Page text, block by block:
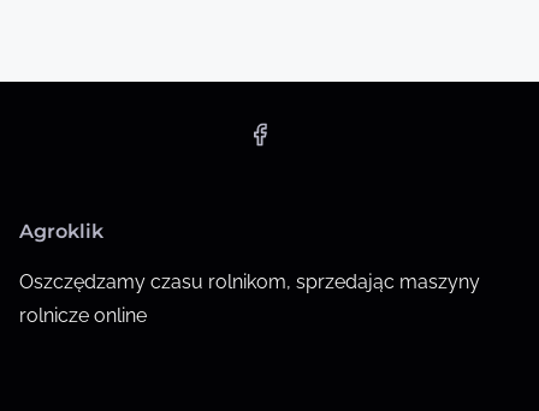
Agroklik
Oszczędzamy czasu rolnikom, sprzedając maszyny
rolnicze online